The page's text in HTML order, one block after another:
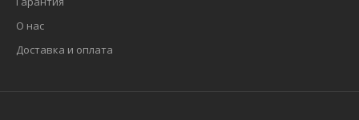
О нас
Доставка и оплата